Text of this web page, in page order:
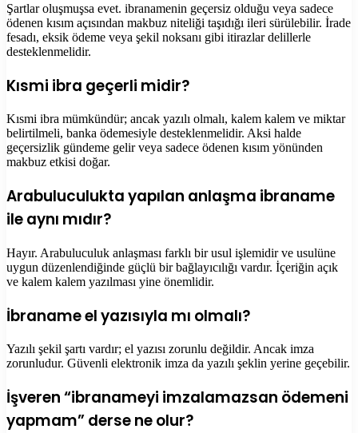
Şartlar oluşmuşsa evet. ibranamenin geçersiz olduğu veya sadece
ödenen kısım açısından makbuz niteliği taşıdığı ileri sürülebilir. İrade
fesadı, eksik ödeme veya şekil noksanı gibi itirazlar delillerle
desteklenmelidir.
Kısmi ibra geçerli midir?
Kısmi ibra mümkündür; ancak yazılı olmalı, kalem kalem ve miktar
belirtilmeli, banka ödemesiyle desteklenmelidir. Aksi halde
geçersizlik gündeme gelir veya sadece ödenen kısım yönünden
makbuz etkisi doğar.
Arabuluculukta yapılan anlaşma ibraname
ile aynı mıdır?
Hayır. Arabuluculuk anlaşması farklı bir usul işlemidir ve usulüne
uygun düzenlendiğinde güçlü bir bağlayıcılığı vardır. İçeriğin açık
ve kalem kalem yazılması yine önemlidir.
İbraname el yazısıyla mı olmalı?
Yazılı şekil şartı vardır; el yazısı zorunlu değildir. Ancak imza
zorunludur. Güvenli elektronik imza da yazılı şeklin yerine geçebilir.
İşveren “ibranameyi imzalamazsan ödemeni
yapmam” derse ne olur?